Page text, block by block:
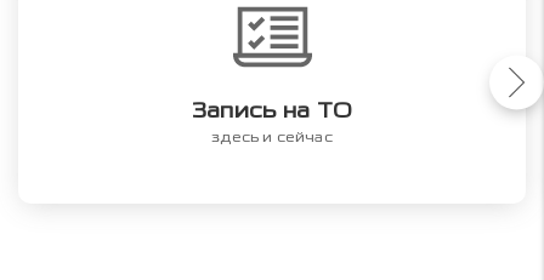
Запись на ТО
здесь и сейчас